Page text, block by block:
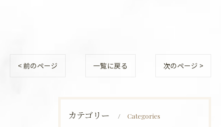
< 前のページ 一覧に戻る 次のページ >
カテゴリー Categories